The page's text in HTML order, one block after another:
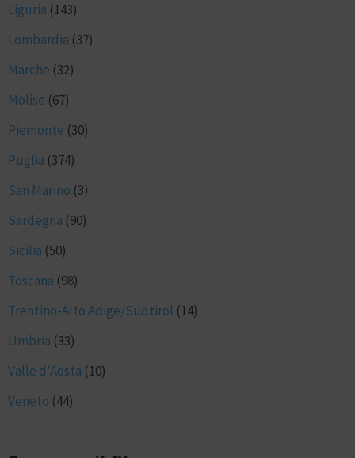
Liguria (143)
Lombardia (37)
Marche (32)
Molise (67)
Piemonte (30)
Puglia (374)
San Marino (3)
Sardegna (90)
Sicilia (50)
Toscana (98)
Trentino-Alto Adige/Südtirol (14)
Umbria (33)
Valle d'Aosta (10)
Veneto (44)